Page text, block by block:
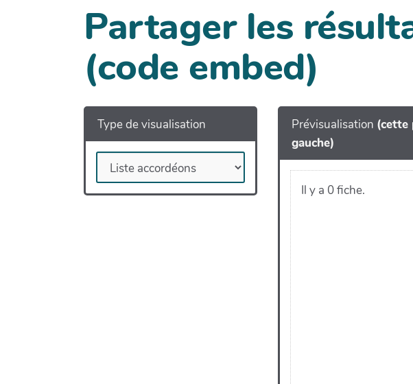
Partager les
(code embed)
Type de visualisation Prévisualisation (cette
gauche)